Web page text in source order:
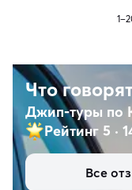
Что
Джип-туры по
Рейтинг 5 ·
Все